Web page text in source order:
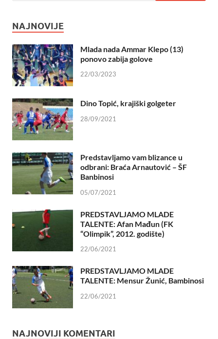
NAJNOVIJE
Mlada nada Ammar Klepo (13)
ponovo zabija golove
22/03/2023
Dino Topić, krajiški golgeter
28/09/2021
Predstavljamo vam blizance u
odbrani: Braća Arnautović – ŠF
Banbinosi
05/07/2021
PREDSTAVLJAMO MLADE
TALENTE: Afan Mađun (FK
“Olimpik”, 2012. godište)
22/06/2021
PREDSTAVLJAMO MLADE
TALENTE: Mensur Žunić, Bambinosi
22/06/2021
NAJNOVIJI KOMENTARI